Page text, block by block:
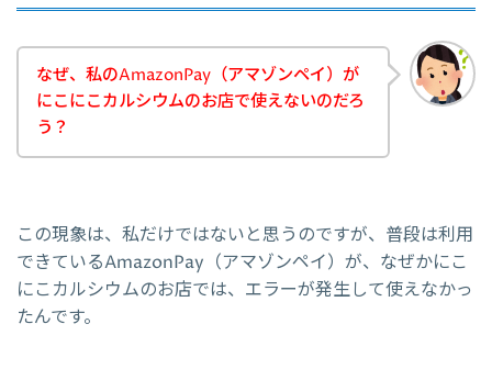
なぜ、私のAmazonPay（アマゾンペイ）が
にこにこカルシウムのお店で使えないのだろ
う？
この現象は、私だけではないと思うのですが、普段は利用
できているAmazonPay（アマゾンペイ）が、なぜかにこ
にこカルシウムのお店では、エラーが発生して使えなかっ
たんです。